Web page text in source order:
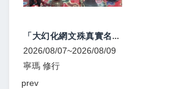
2026/08/08
prev